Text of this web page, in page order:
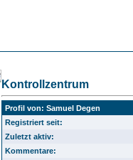
Kontrollzentrum
Profil von: Samuel Degen
Registriert seit:
Zuletzt aktiv:
Kommentare: